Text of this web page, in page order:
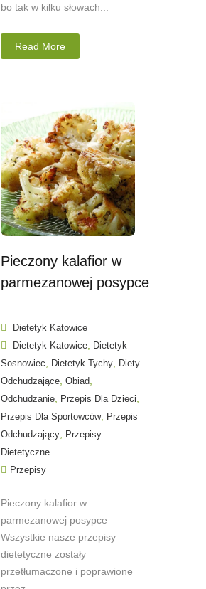
bo tak w kilku słowach...
Read More
Pieczony kalafior w
parmezanowej posypce
Dietetyk Katowice
Dietetyk Katowice
Dietetyk
Sosnowiec
Dietetyk Tychy
Diety
Odchudzające Obiad
Odchudzanie Przepis Dla Dzieci
Przepis Dla Sportowców, Przepis
Odchudzający
Przepisy
Dietetyczne
Przepisy
Pieczony kalafior w
parmezanowej posypce
Wszystkie nasze przepisy
dietetyczne zostały
przetłumaczone i poprawione